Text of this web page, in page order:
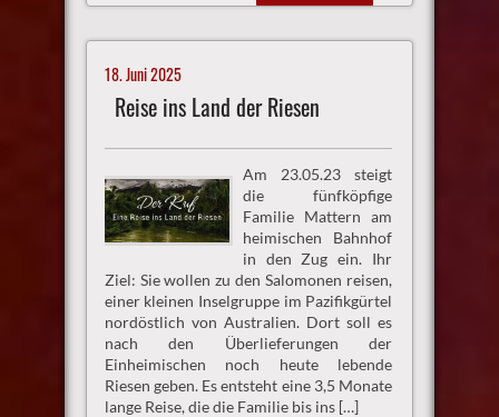
18. Juni 2025
Reise ins Land der Riesen
Am 23.05.23 steigt
die fünfköpfige
Familie Mattern am
heimischen Bahnhof
in den Zug ein. Ihr
Ziel: Sie wollen zu den Salomonen reisen,
einer kleinen Inselgruppe im Pazifikgürtel
nordöstlich von Australien. Dort soll es
nach den Überlieferungen der
Einheimischen noch heute lebende
Riesen geben. Es entsteht eine 3,5 Monate
lange Reise, die die Familie bis ins […]